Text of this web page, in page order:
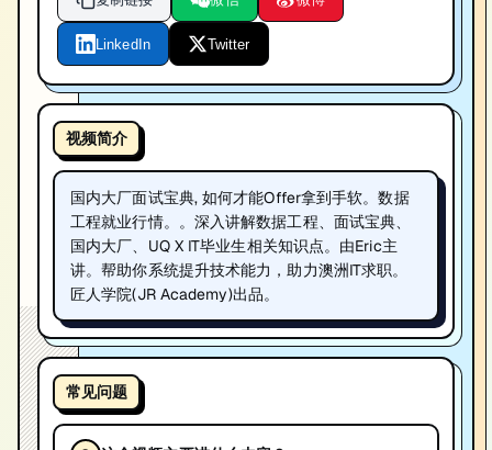
LinkedIn Twitter
视频简介
国内大厂面试宝典, 如何才能Offer拿到手软。数据
工程就业行情。。深入讲解数据工程、面试宝典、
国内大厂、UQ X IT毕业生相关知识点。由Eric主
讲。帮助你系统提升技术能力，助力澳洲IT求职。
匠人学院(JR Academy)出品。
常见问题